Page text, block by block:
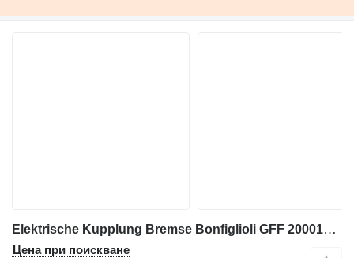
Elektrische Kupplung Bremse Bonfiglioli GFF 200014/112 EE B3 за опаковъчно оборудване Ilapak Astra-STD
Цена при поискване